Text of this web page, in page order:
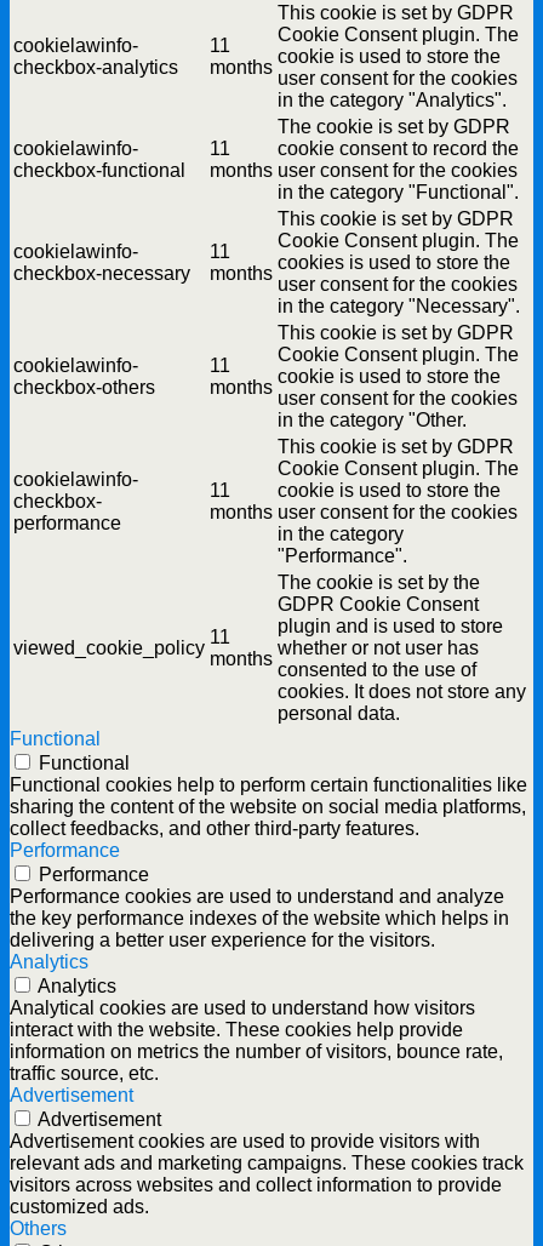
cookielawinfo-
checkbox-analytics
11
months
This cookie is set by GDPR
Cookie Consent plugin. The
cookie is used to store the
user consent for the cookies
in the category "Analytics".
cookielawinfo-
checkbox-functional
11
months
The cookie is set by GDPR
cookie consent to record the
user consent for the cookies
in the category "Functional".
cookielawinfo-
checkbox-necessary
11
months
This cookie is set by GDPR
Cookie Consent plugin. The
cookies is used to store the
user consent for the cookies
in the category "Necessary".
cookielawinfo-
checkbox-others
11
months
This cookie is set by GDPR
Cookie Consent plugin. The
cookie is used to store the
user consent for the cookies
in the category "Other.
cookielawinfo-
checkbox-
performance
11
months
This cookie is set by GDPR
Cookie Consent plugin. The
cookie is used to store the
user consent for the cookies
in the category
"Performance".
viewed_cookie_policy
11
months
The cookie is set by the
GDPR Cookie Consent
plugin and is used to store
whether or not user has
consented to the use of
cookies. It does not store any
personal data.
Functional
Functional
Functional cookies help to perform certain functionalities like
sharing the content of the website on social media platforms,
collect feedbacks, and other third-party features.
Performance
Performance
Performance cookies are used to understand and analyze
the key performance indexes of the website which helps in
delivering a better user experience for the visitors.
Analytics
Analytics
Analytical cookies are used to understand how visitors
interact with the website. These cookies help provide
information on metrics the number of visitors, bounce rate,
traffic source, etc.
Advertisement
Advertisement
Advertisement cookies are used to provide visitors with
relevant ads and marketing campaigns. These cookies track
visitors across websites and collect information to provide
customized ads.
Others